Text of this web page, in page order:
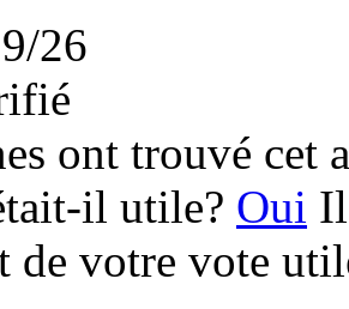
26
ont trouvé cet
il utile? Oui
de votre vote